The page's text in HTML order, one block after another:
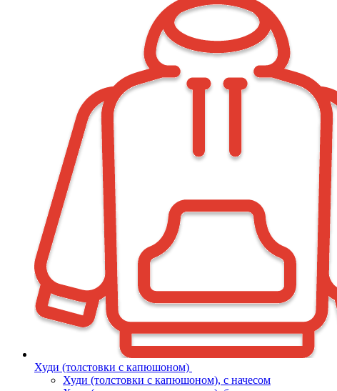
Худи (толстовки с капюшоном)
Худи (толстовки c капюшоном), с начесом